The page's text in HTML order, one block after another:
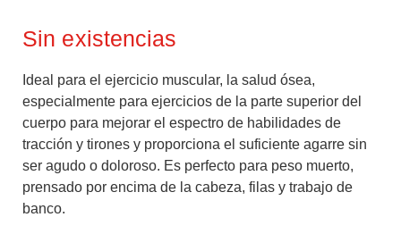
Sin existencias
Ideal para el ejercicio muscular, la salud ósea,
especialmente para ejercicios de la parte superior del
cuerpo para mejorar el espectro de habilidades de
tracción y tirones y proporciona el suficiente agarre sin
ser agudo o doloroso. Es perfecto para peso muerto,
prensado por encima de la cabeza, filas y trabajo de
banco.